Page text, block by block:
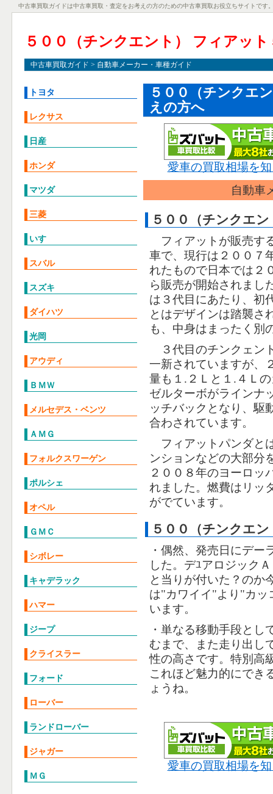
中古車買取ガイドは中古車買取・査定をお考えの方のための中古車買取お役立ちサイトです
５００（チンクエント） フィアッ
中古車買取ガイド > 自動車メーカー・車種ガイド
５００（チンクエ
えの方へ
愛車の買取相場を
自動車
５００（チンクエ
フィアットが販売す
車で、現行は２００７
れたもので日本では２
ら販売が開始されまし
は３代目にあたり、初
とはデザインは踏襲さ
も、中身はまったく別
３代目のチンクェン
一新されていますが、
量も１.２Ｌと１.４Ｌ
ゼルターボがラインナ
ッチバックとなり、駆
合わされています。
フィアットパンダと
ンションなどの大部分
２００８年のヨーロッ
れました。燃費はリッ
がでています。
５００（チンクエ
・偶然、発売日にデー
した。デﾕアロジック
と当りが付いた？のか
は"カワイイ"より"カッ
います。
・単なる移動手段とし
むまで、また走り出し
性の高さです。特別高
これほど魅力的にでき
ょうね。
愛車の買取相場を
トヨタ
レクサス
日産
ホンダ
マツダ
三菱
いすゞ
スバル
スズキ
ダイハツ
光岡
アウディ
ＢＭＷ
メルセデス・ベンツ
ＡＭＧ
フォルクスワーゲン
ポルシェ
オペル
ＧＭＣ
シボレー
キャデラック
ハマー
ジープ
クライスラー
フォード
ローバー
ランドローバー
ジャガー
ＭＧ